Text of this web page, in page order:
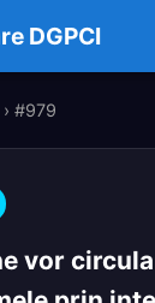
DGPCI
› #979
vor circula